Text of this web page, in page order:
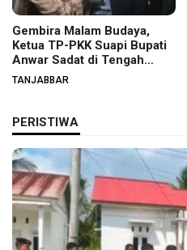
Gembira Malam Budaya,
Ketua TP-PKK Suapi Bupati
Anwar Sadat di Tengah
Warga
TANJABBAR
PERISTIWA